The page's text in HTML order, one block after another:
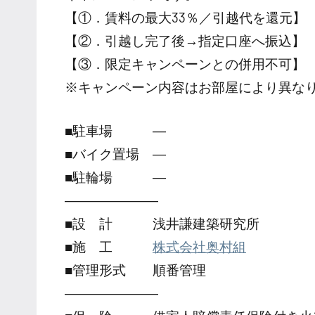
【①．賃料の最大33％／引越代を還元】
【②．引越し完了後→指定口座へ振込】
【③．限定キャンペーンとの併用不可】
※キャンペーン内容はお部屋により異な
■駐車場 ―
■バイク置場 ―
■駐輪場 ―
―――――――
■設 計 浅井謙建築研究所
■施 工 株式会社奥村組
■管理形式 順番管理
―――――――